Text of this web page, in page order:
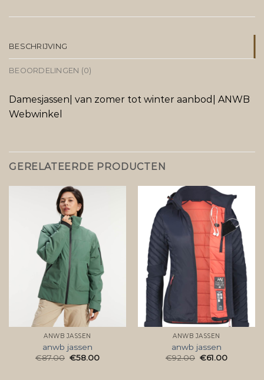
BESCHRIJVING
BEOORDELINGEN (0)
Damesjassen| van zomer tot winter aanbod| ANWB
Webwinkel
GERELATEERDE PRODUCTEN
ANWB JASSEN
anwb jassen
€87.00 €58.00
ANWB JASSEN
anwb jassen
€92.00 €61.00